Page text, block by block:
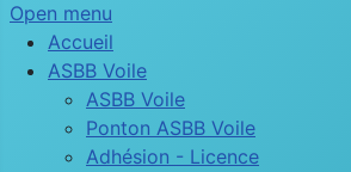
Open menu
Accueil
ASBB Voile
ASBB Voile
Ponton ASBB Voile
Adhésion - Licence